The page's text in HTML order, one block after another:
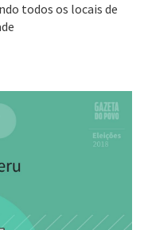
todos os locais de